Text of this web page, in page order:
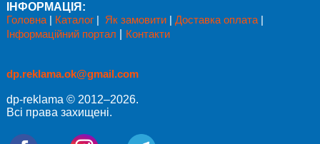
ІНФОРМАЦІЯ:
Головна| Каталог| Як замовити| Доставка оплата|
Інформаційний портал
Контакти
dp.reklama.ok@gmail.com
dp-reklama © 2012–2026.
Всі права захищені.